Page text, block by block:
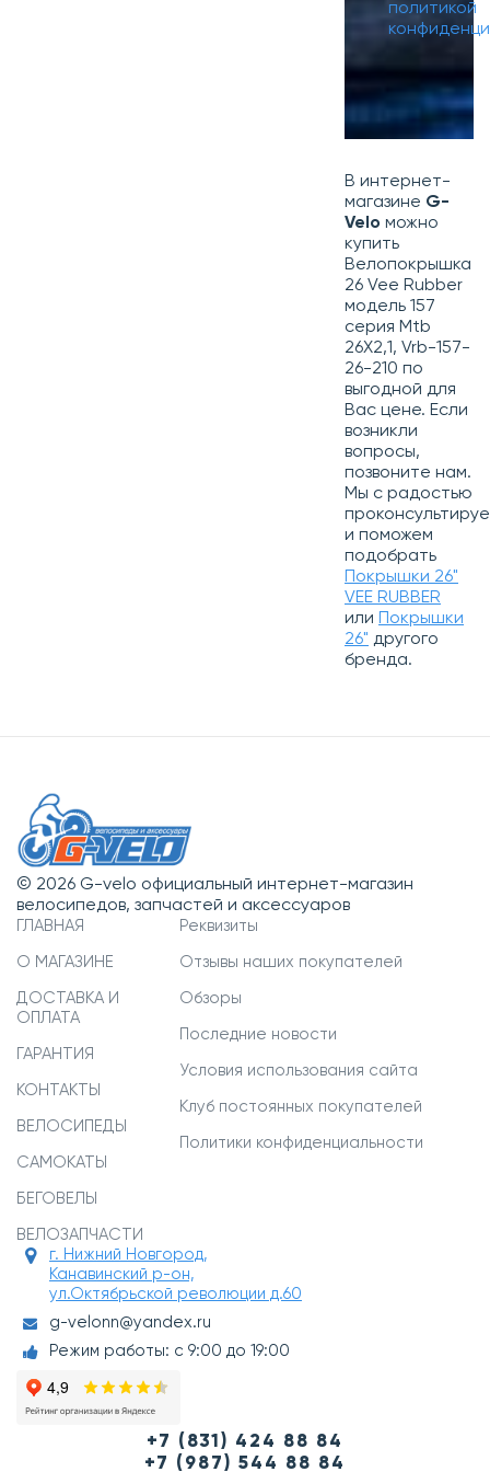
политикой
В интернет-
магазине G-
Velo можно
купить
Велопокрышка
26 Vee Rubber
модель 157
серия Mtb
26X2,1, Vrb-157-
26-210 по
выгодной для
Вас цене. Если
возникли
вопросы,
позвоните нам.
Мы с радостью
и поможем
подобрать
Покрышки 26"
VEE RUBBER
или
Покрышки
26" другого
бренда.
© 2026 G-velo официальный интернет-магазин
велосипедов, запчастей и аксессуаров
ГЛАВНАЯ
О МАГАЗИНЕ
ДОСТАВКА И
ОПЛАТА
ГАРАНТИЯ
КОНТАКТЫ
ВЕЛОСИПЕДЫ
САМОКАТЫ
БЕГОВЕЛЫ
ВЕЛОЗАПЧАСТИ
Реквизиты
Отзывы наших покупателей
Обзоры
Последние новости
Условия использования сайта
Клуб постоянных покупателей
Политики конфиденциальности
г. Нижний Новгород,
Канавинский р-он,
ул.Октябрьской революции д.60
g-velonn@yandex.ru
Режим работы: с 9:00 до 19:00
+7 (831) 424 88 84
+7 (987) 544 88 84